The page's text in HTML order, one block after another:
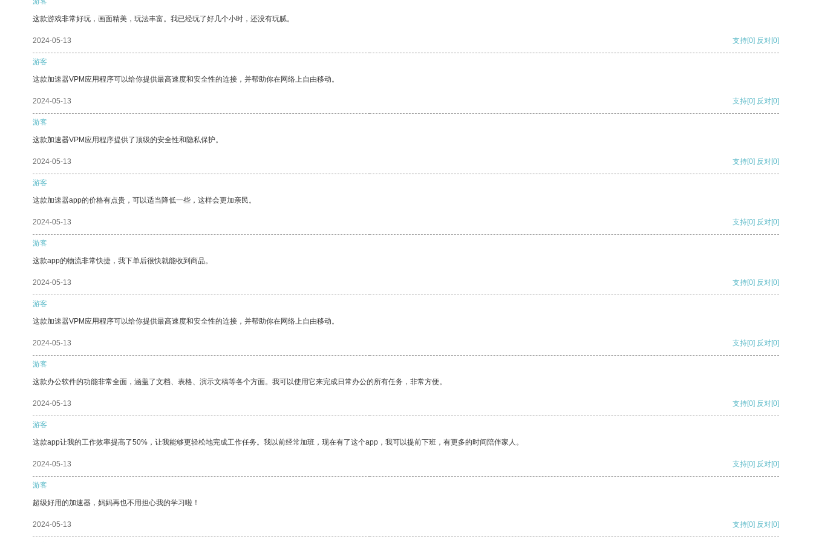
这款游戏非常好玩，画面精美，玩法丰富。我已经玩了好几个小时，还没有玩腻。
2024-05-13 支持[0] 反对[0]
游客
这款加速器VPM应用程序可以给你提供最高速度和安全性的连接，并帮助你在网络上自由移动。
2024-05-13 支持[0] 反对[0]
游客
这款加速器VPM应用程序提供了顶级的安全性和隐私保护。
2024-05-13 支持[0] 反对[0]
游客
这款加速器app的价格有点贵，可以适当降低一些，这样会更加亲民。
2024-05-13 支持[0] 反对[0]
游客
这款app的物流非常快捷，我下单后很快就能收到商品。
2024-05-13 支持[0] 反对[0]
游客
这款加速器VPM应用程序可以给你提供最高速度和安全性的连接，并帮助你在网络上自由移动。
2024-05-13 支持[0] 反对[0]
游客
这款办公软件的功能非常全面，涵盖了文档、表格、演示文稿等各个方面。我可以使用它来完成日常办公的所有任务，非常方便。
2024-05-13 支持[0] 反对[0]
游客
这款app让我的工作效率提高了50%，让我能够更轻松地完成工作任务。我以前经常加班，现在有了这个app，我可以提前下班，有更多的时间陪伴家人。
2024-05-13 支持[0] 反对[0]
游客
超级好用的加速器，妈妈再也不用担心我的学习啦！
2024-05-13 支持[0] 反对[0]